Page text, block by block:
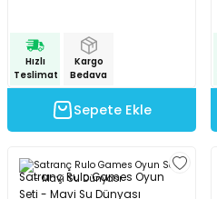
Hızlı
Teslimat
Kargo
Bedava
Sepete Ekle
Satranç Rulo Games Oyun
Seti - Mavi Su Dünyası